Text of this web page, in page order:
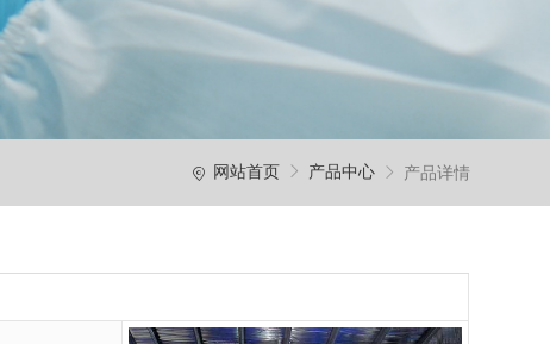
网站首页 产品中心 产品详情